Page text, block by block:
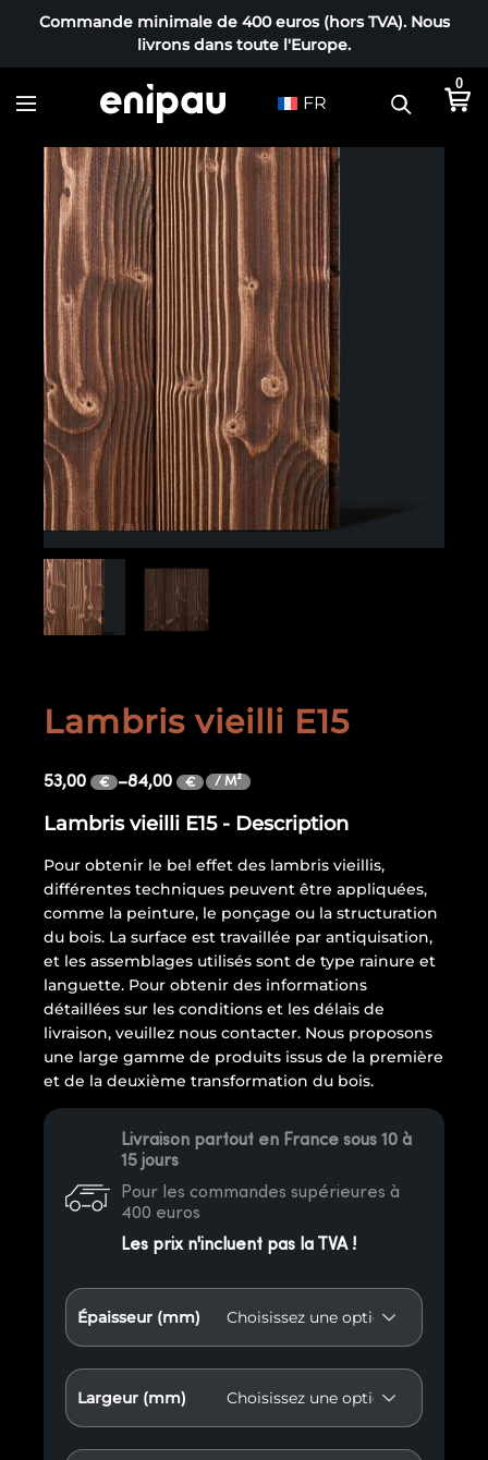
Commande minimale de 400 euros (hors TVA). Nous
livrons dans toute l'Europe.
FR
0
Lambris vieilli E15
53,00 € –84,00 € / M²
Lambris vieilli E15 - Description
Pour obtenir le bel effet des lambris vieillis,
différentes techniques peuvent être appliquées,
comme la peinture, le ponçage ou la structuration
du bois. La surface est travaillée par antiquisation,
et les assemblages utilisés sont de type rainure et
languette. Pour obtenir des informations
détaillées sur les conditions et les délais de
livraison, veuillez nous contacter. Nous proposons
une large gamme de produits issus de la première
et de la deuxième transformation du bois.
Livraison partout en France sous 10 à
15 jours
Pour les commandes supérieures à
400 euros
Les prix n'incluent pas la TVA !
Épaisseur (mm)
Largeur (mm)